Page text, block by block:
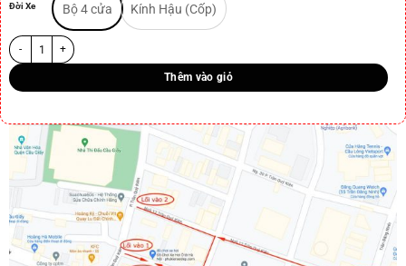
Đời Xe Bộ 4 cửa Kính Hậu (Cốp)
Thêm vào giỏ